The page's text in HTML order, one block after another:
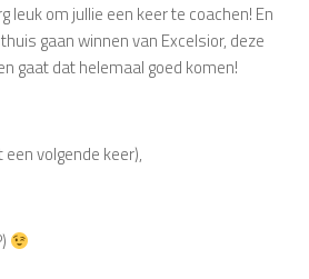
leuk om jullie een keer te coachen! En
gaan winnen van Excelsior, deze
gaat dat helemaal goed komen!
volgende keer),